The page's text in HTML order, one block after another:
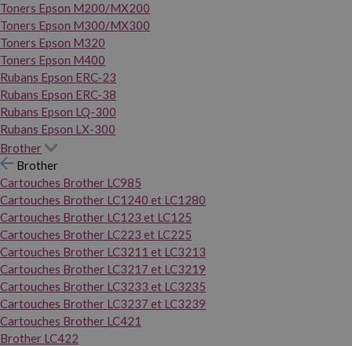
Toners Epson M200/MX200
Toners Epson M300/MX300
Toners Epson M320
Toners Epson M400
Rubans Epson ERC-23
Rubans Epson ERC-38
Rubans Epson LQ-300
Rubans Epson LX-300
Brother
Brother
Cartouches Brother LC985
Cartouches Brother LC1240 et LC1280
Cartouches Brother LC123 et LC125
Cartouches Brother LC223 et LC225
Cartouches Brother LC3211 et LC3213
Cartouches Brother LC3217 et LC3219
Cartouches Brother LC3233 et LC3235
Cartouches Brother LC3237 et LC3239
Cartouches Brother LC421
Brother LC422